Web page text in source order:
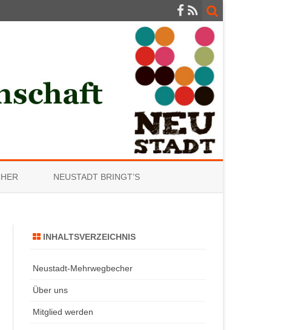
NEUSTADT BRINGT’S
INHALTSVERZEICHNIS
Neustadt-Mehrwegbecher
Über uns
Mitglied werden